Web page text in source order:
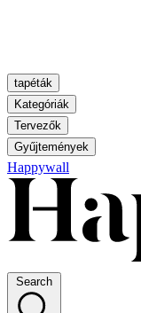
tapéták
Kategóriák
Tervezők
Gyűjtemények
Happywall
Search